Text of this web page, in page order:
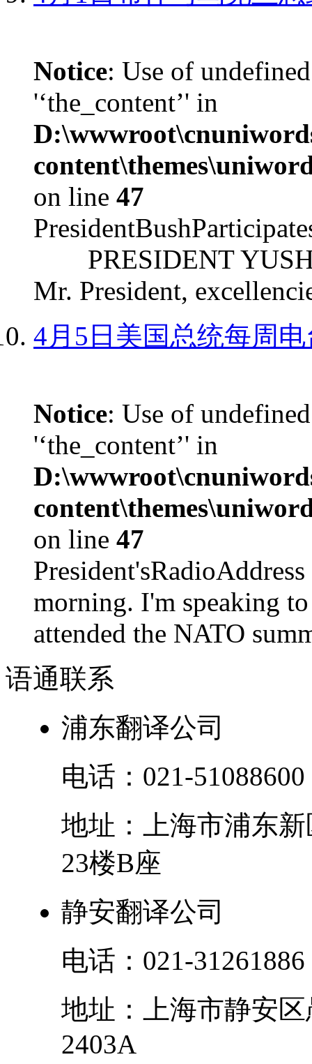
Notice: Use of
'‘the_content’' in
on line 47
PRESIDENT
Mr. President,
4月5日美国总统每周
Notice: Use of
'‘the_content’' in
on line 47
morning. I'm speaking
attended the NATO
语通联系
浦东翻译公司
电话： 021-51088600
地址：
上海市浦东新
23楼B座
静安翻译公司
电话： 021-31261886
地址：
上海市静安区
2403A